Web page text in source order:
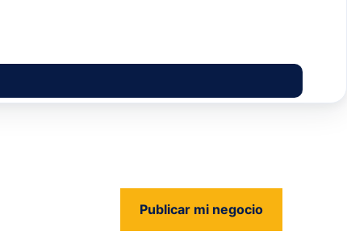
Publicar mi negocio